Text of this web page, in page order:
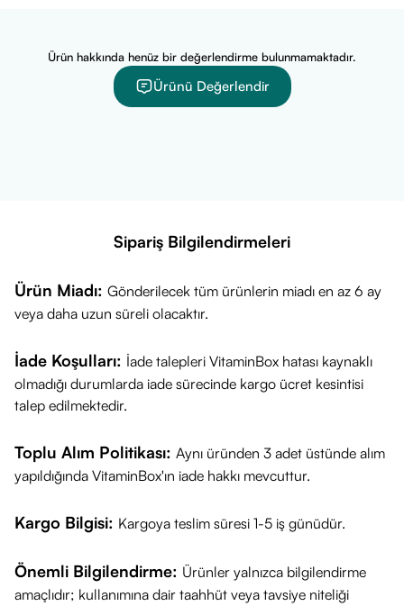
Gece bakımında cildine yoğun besleyici bir dokunuş eklemek
isteyen herkes kullanabilir.
İçerik Listesi ve Öne Çıkan Bileşenler
Institut Esthederm Cellular Water:
destekleyen markaya özel kompleks.
Gece bakımına özel, yoğun besleyici yağ formülü
Cilde ışıltı, yumuşaklık ve dolgunluk hissi kazandırabilir
Cilt bariyerini güçlendirmeye ve nem kaybını önlemeye
Yatmadan önce rahatlatıcı bakım deneyimi
Dermatolojik olarak test edilmiştir.
Ürün hakkında henüz bir değerlendirme bulunmamaktadır.
Ürünü Değerlendir
Sipariş Bilgilendirmeleri
Ürün Miadı: Gönderilecek tüm ürünlerin miadı en az 6 ay
veya daha uzun süreli olacaktır.
İade Koşulları: İade talepleri VitaminBox hatası kaynaklı
olmadığı durumlarda iade sürecinde kargo ücret kesintisi
talep edilmektedir.
Toplu Alım Politikası: Aynı üründen 3 adet üstünde alım
yapıldığında VitaminBox'ın iade hakkı mevcuttur.
Kargo Bilgisi: Kargoya teslim süresi 1-5 iş günüdür.
Önemli Bilgilendirme: Ürünler yalnızca bilgilendirme
amaçlıdır; kullanımına dair taahhüt veya tavsiye niteliği